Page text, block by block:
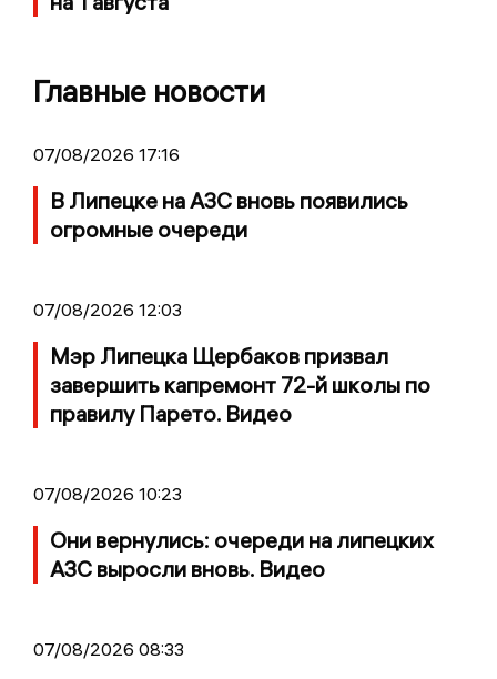
Главные новости
07/08/2026 17:16
В Липецке на АЗС вновь появились
огромные очереди
07/08/2026 12:03
Мэр Липецка Щербаков призвал
завершить капремонт 72-й школы по
правилу Парето. Видео
07/08/2026 10:23
Они вернулись: очереди на липецких
АЗС выросли вновь. Видео
07/08/2026 08:33